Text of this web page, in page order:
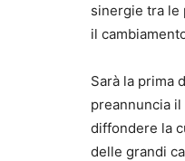
sinergie tra le
il
Sarà la prima
preannuncia
diffondere la
delle grandi